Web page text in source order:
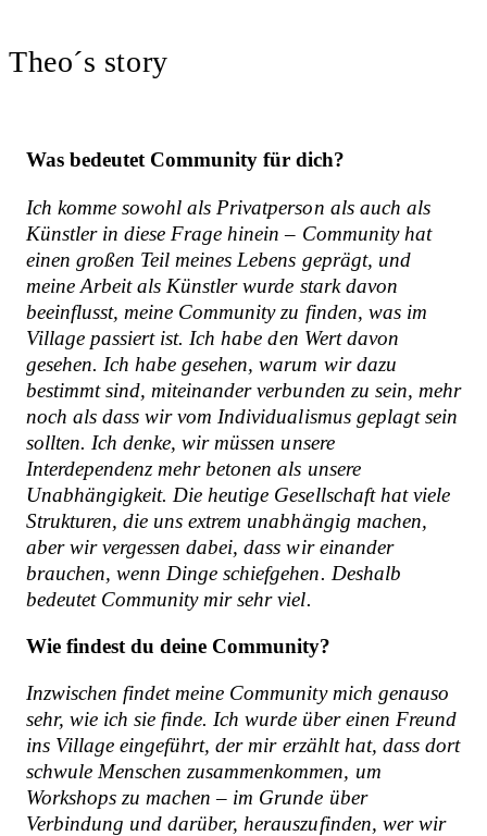
Theo´s story
Was bedeutet Community für dich?
Ich komme sowohl als Privatperson als auch als
Künstler in diese Frage hinein – Community hat
einen großen Teil meines Lebens geprägt, und
meine Arbeit als Künstler wurde stark davon
beeinflusst, meine Community zu finden, was im
Village passiert ist. Ich habe den Wert davon
gesehen. Ich habe gesehen, warum wir dazu
bestimmt sind, miteinander verbunden zu sein, mehr
noch als dass wir vom Individualismus geplagt sein
sollten. Ich denke, wir müssen unsere
Interdependenz mehr betonen als unsere
Unabhängigkeit. Die heutige Gesellschaft hat viele
Strukturen, die uns extrem unabhängig machen,
aber wir vergessen dabei, dass wir einander
brauchen, wenn Dinge schiefgehen. Deshalb
bedeutet Community mir sehr viel.
Wie findest du deine Community?
Inzwischen findet meine Community mich genauso
sehr, wie ich sie finde. Ich wurde über einen Freund
ins Village eingeführt, der mir erzählt hat, dass dort
schwule Menschen zusammenkommen, um
Workshops zu machen – im Grunde über
Verbindung und darüber, herauszufinden, wer wir